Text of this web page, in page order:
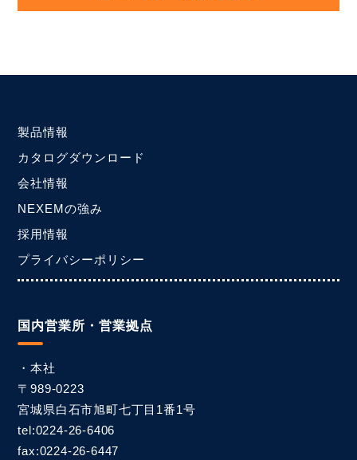
製品情報
カタログダウンロード
会社情報
NEXEMの強み
採用情報
プライバシーポリシー
国内営業所・営業拠点
・本社
〒989-0223
宮城県白石市旭町七丁目1番1号
tel:0224-26-6406
fax:0224-26-6447